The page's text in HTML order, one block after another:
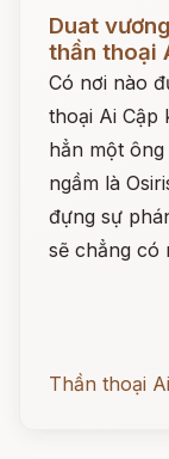
Duat
thần thoại
Có nơi nào
thoại Ai Cập
hẳn một
ngầm là
đựng sự
sẽ chẳng có
Thần thoại